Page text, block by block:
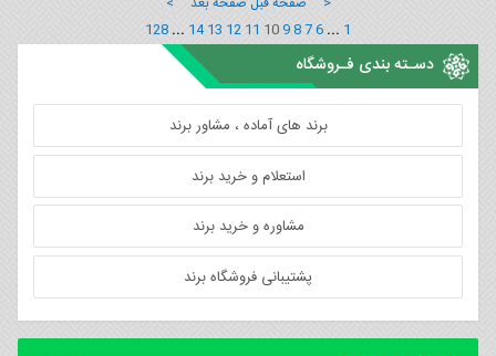
1
...
6
7
8
9
10
11
12
13
14
...
128
دسـته بندی فـروشگاه
برند های آماده ، مشاور برند
استعلام و خرید برند
مشاوره و خرید برند
پشتیبانی فروشگاه برند